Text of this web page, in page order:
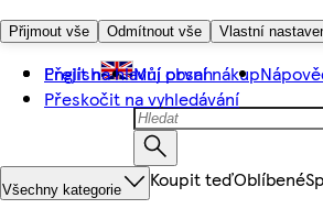
Přijmout vše Odmítnout vše Vlastní
Přejít na hlavní obsah
Přeskočit na vyhledávání
English Můj první nákup
Všechny kategorie Koupit teďOblíbené